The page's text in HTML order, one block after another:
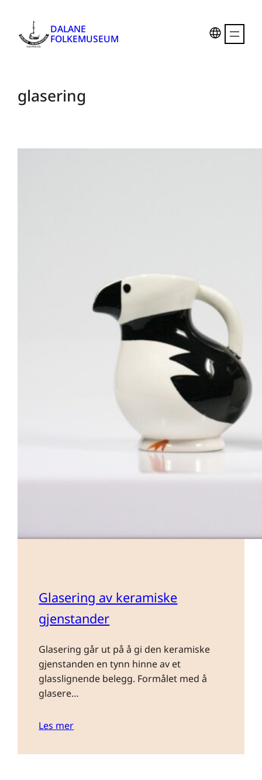
DALANE
FOLKEMUSEUM
glasering
Glasering av keramiske
gjenstander
Glasering går ut på å gi den keramiske
gjenstanden en tynn hinne av et
glasslignende belegg. Formålet med å
glasere…
Les mer